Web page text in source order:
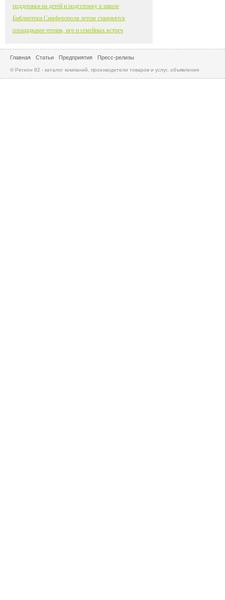
поддержки на детей и подготовку к школе
Библиотеки Симферополя летом становятся
площадками чтения, игр и семейных встреч
Главная Статьи Предприятия Пресс-релизы
© Регион 82 - каталог компаний, производители товаров и услуг, объявления